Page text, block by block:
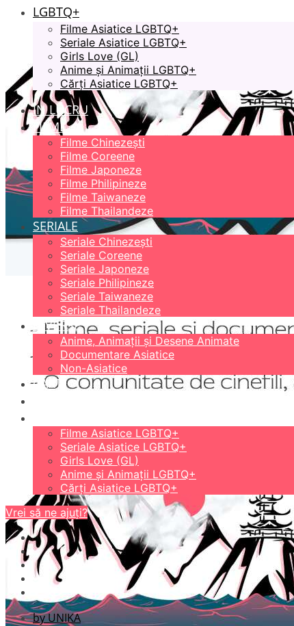
LGBTQ+
Filme Asiatice LGBTQ+
Seriale Asiatice LGBTQ+
Girls Love (GL)
Anime și Animații LGBTQ+
Cărți Asiatice LGBTQ+
ÎN LUCRU
FILME
Filme Chinezești
Filme Coreene
Filme Japoneze
Filme Philipineze
Filme Taiwaneze
Filme Thailandeze
SERIALE
Seriale Chinezești
Seriale Coreene
Seriale Japoneze
Seriale Philipineze
Seriale Taiwaneze
Seriale Thailandeze
DIVERSE
Anime, Animații și Desene Animate
Documentare Asiatice
Non-Asiatice
CĂRȚI
Filme Asiatice LGBTQ+
Seriale Asiatice LGBTQ+
Girls Love (GL)
Anime și Animații LGBTQ+
Cărți Asiatice LGBTQ+
Vrei să ne ajuți?
by UNIKA